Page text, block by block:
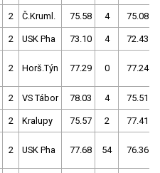
2 Č.Kruml. 75.58 4 75.08
2 USK Pha 73.10 4 72.43
2 Horš.Týn 77.29 0 77.24
2 VS Tábor 78.03 4 75.51
2 Kralupy 75.57 2 77.41
2 USK Pha 77.68 54 76.36